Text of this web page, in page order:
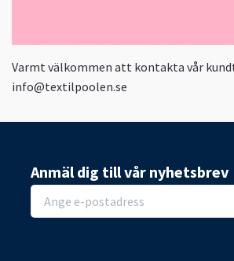
Varmt välkommen att kontakta vår
info@textilpoolen.se
Anmäl dig till vår nyhetsbrev